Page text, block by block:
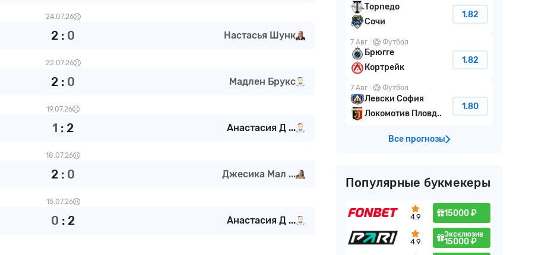
24.07.26
2 : 0 Настасья Шунк
22.07.26
2 : 0 Мадлен Брукс
19.07.26
1 : 2 Анастасия Д ...
18.07.26
2 : 0 Джесика Мал ...
15.07.26
0 : 2 Анастасия Д ...
Торпедо
Сочи
1.82
7 Авг Футбол
Брюгге
Кортрейк
1.82
7 Авг Футбол
Левски София
Локомотив Пловд..
1.80
Все прогнозы
Популярные букмекеры
4.9 15000 ₽
4.9
Эксклюзив
15000 ₽